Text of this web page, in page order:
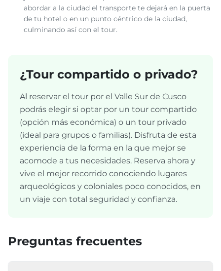
abordar a la ciudad el transporte te dejará en la puerta
de tu hotel o en un punto céntrico de la ciudad,
culminando así con el tour.
¿Tour compartido o privado?
Al reservar el tour por el Valle Sur de Cusco
podrás elegir si optar por un tour compartido
(opción más económica) o un tour privado
(ideal para grupos o familias). Disfruta de esta
experiencia de la forma en la que mejor se
acomode a tus necesidades. Reserva ahora y
vive el mejor recorrido conociendo lugares
arqueológicos y coloniales poco conocidos, en
un viaje con total seguridad y confianza.
Preguntas frecuentes